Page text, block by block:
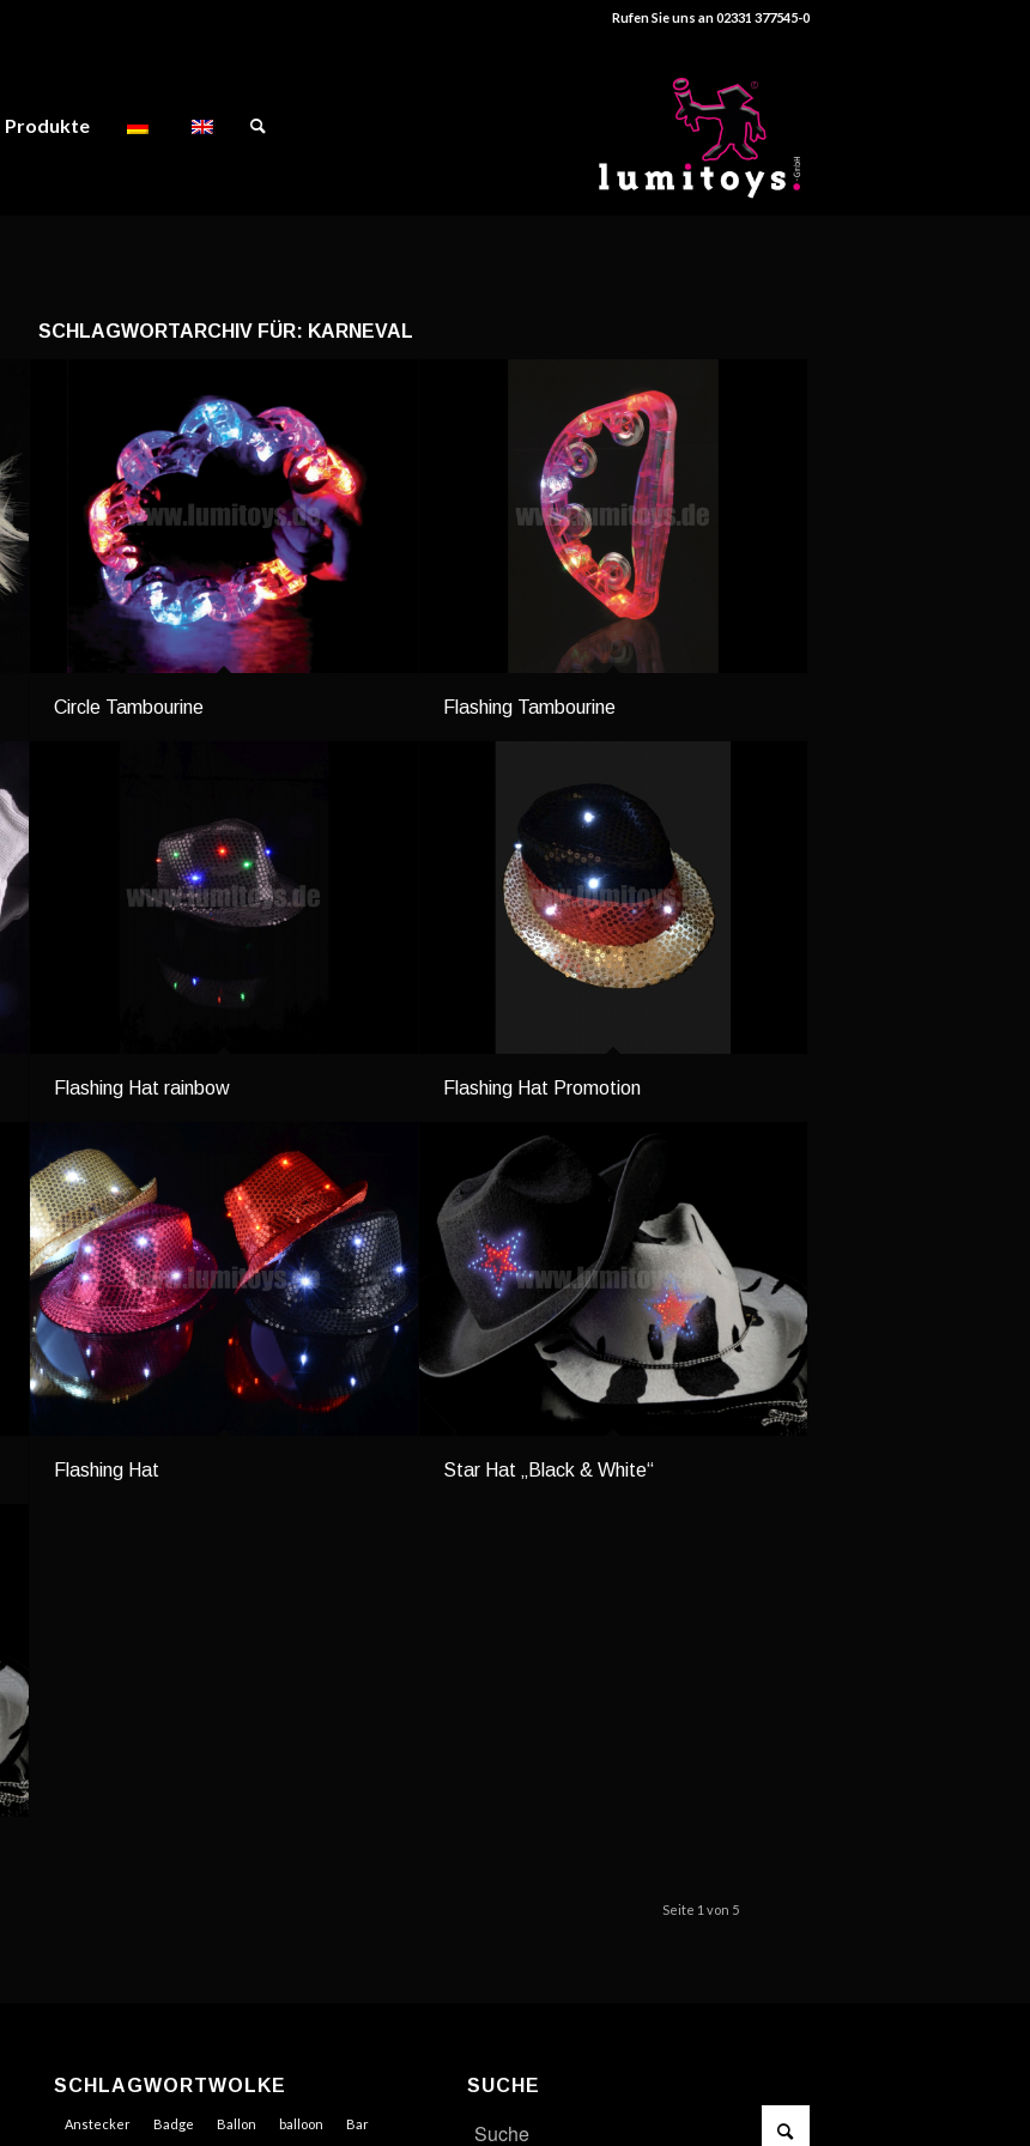
Rufen Sie uns an 02331 377545-0
Produkte
SCHLAGWORTARCHIV FÜR: KARNEVAL
Circle Tambourine Flashing Tambourine
Flashing Hat rainbow Flashing Hat Promotion
Flashing Hat Star Hat „Black & White“
Seite 1 von 5
SCHLAGWORTWOLKE
Anstecker Badge Ballon balloon Bar
SUCHE